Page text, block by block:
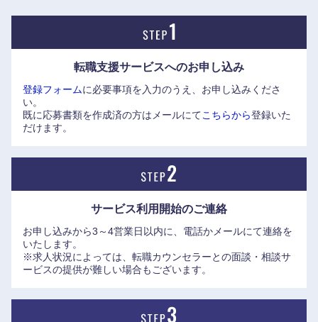
転職支援サービスへのお申し込み
登録フォームに必要事項を入力のうえ、お申し込みくださ
い。
既に応募書類を作成済の方はメールにてこちらから登録いた
だけます。
サービス利用開始のご連絡
お申し込みから3～4営業日以内に、電話かメールにて連絡を
いたします。
※求人状況によっては、転職カウンセラーとの面談・相談サ
ービスの提供が難しい場合もございます。
新潟県 富山県
山梨県 長野県